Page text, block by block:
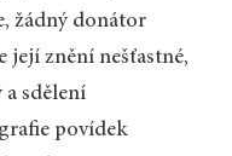
žádný donátor
její znění nešťastné,
sdělení
povídek